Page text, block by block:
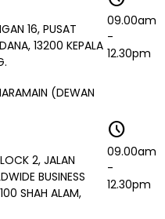
16, PUSAT
13200 KEPALA
09.00am
-
12.30pm
(DEWAN
2, JALAN
BUSINESS
SHAH ALAM,
schedule
09.00am
-
12.30pm